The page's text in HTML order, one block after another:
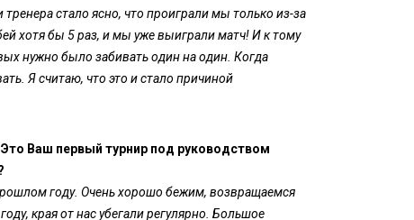
стало ясно, что проиграли мы только из-за
хотя бы 5 раз, и мы уже выиграли матч! И к тому
нужно было забивать один на один. Когда
Я считаю, что это и стало причиной
Ваш первый турнир под руководством
году. Очень хорошо бежим, возвращаемся
края от нас убегали регулярно. Большое